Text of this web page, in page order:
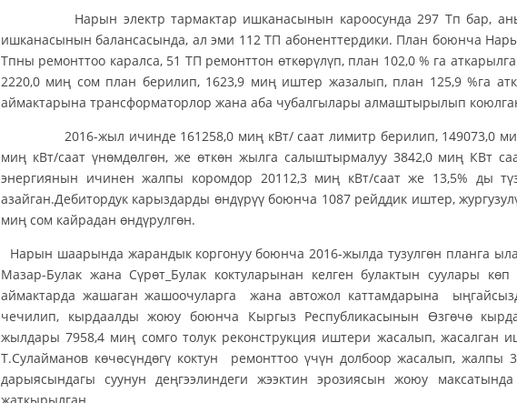
Нарын электр тармактар ишканасынын кароосунда 297 Тп бар,
ишканасынын балансасында, ал эми 112 ТП абоненттердики. План боюнча
Тпны ремонттоо каралса, 51 ТП ремонттон өткөрүлүп, план 102,0 % га
2220,0 миң сом план берилип, 1623,9 миң иштер жазалып, план 125,9 %га
аймактарына трансформаторлор жана аба чубалгылары алмаштырылып
2016-жыл ичинде 161258,0 миң кВт/ саат лимитр берилип, 149073,0 миң
миң кВт/саат үнөмдөлгөн, же өткөн жылга салыштырмалуу 3842,0 миң КВт
энергиянын ичинен жалпы коромдор 20112,3 миң кВт/саат же 13,5% ды
азайган.Дебитордук карыздарды өндүрүү боюнча 1087 рейддик иштер,
миң сом кайрадан өндүрулгөн.
Нарын шаарында жарандык коргонуу боюнча 2016-жылда тузулгөн планга
Мазар-Булак жана Сүрөт_Булак коктуларынан келген булактын суулары
аймактарда жашаган жашоочуларга жана автожол каттамдарына
чечилип, кырдаалды жоюу боюнча Кыргыз Республикасынын Өзгөчө
жылдары 7958,4 миң сомго толук реконструкция иштери жасалып,
Т.Сулайманов көчөсүндөгү коктун ремонттоо үчүн долбоор жасалып,
дарыясындагы суунун деңгээлиндеги жээктин эрозиясын жоюу